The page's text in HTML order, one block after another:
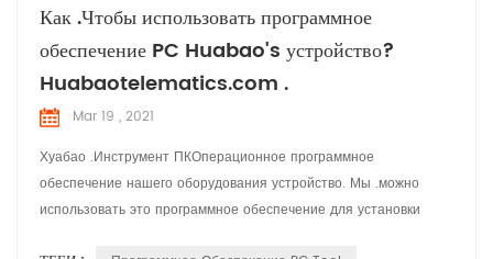
Как .Чтобы использовать программное
обеспечение PC Huabao's устройство?
Huabaotelematics.com .
Mar 19 , 2021
Хуабао .Инструмент ПКОперационное программное
обеспечение нашего оборудования устройство. Мы .можно
использовать это программное обеспечение для установки